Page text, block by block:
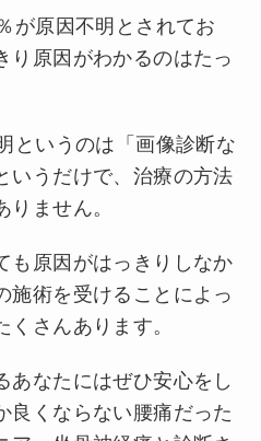
が原因不明とされてお
り原因がわかるのはたっ
というのは「画像診断な
いうだけで、治療の方法
ません。
も原因がはっきりしなか
施術を受けることによっ
さんあります。
あなたにはぜひ安心をし
良くならない腰痛だった